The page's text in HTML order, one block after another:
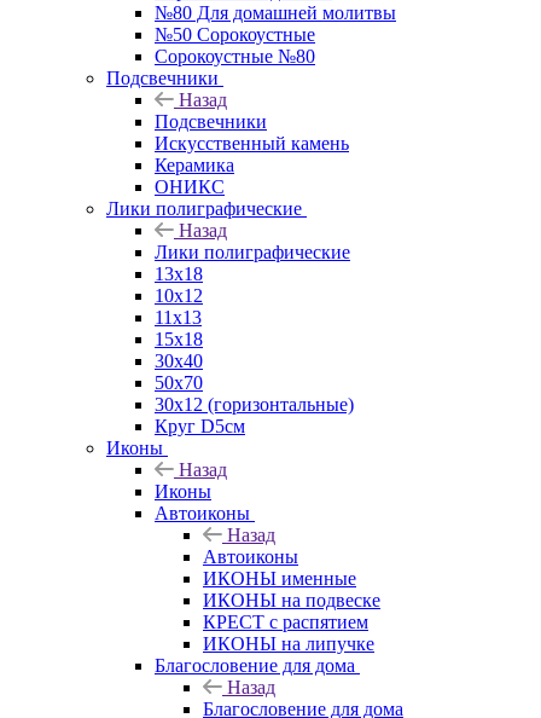
№80 Для домашней молитвы
№50 Сорокоустные
Сорокоустные №80
Подсвечники
Назад
Подсвечники
Искусственный камень
Керамика
ОНИКС
Лики полиграфические
Назад
Лики полиграфические
13x18
10x12
11х13
15х18
30x40
50x70
30x12 (горизонтальные)
Круг D5см
Иконы
Назад
Иконы
Автоиконы
Назад
Автоиконы
ИКОНЫ именные
ИКОНЫ на подвеске
КРЕСТ с распятием
ИКОНЫ на липучке
Благословение для дома
Назад
Благословение для дома